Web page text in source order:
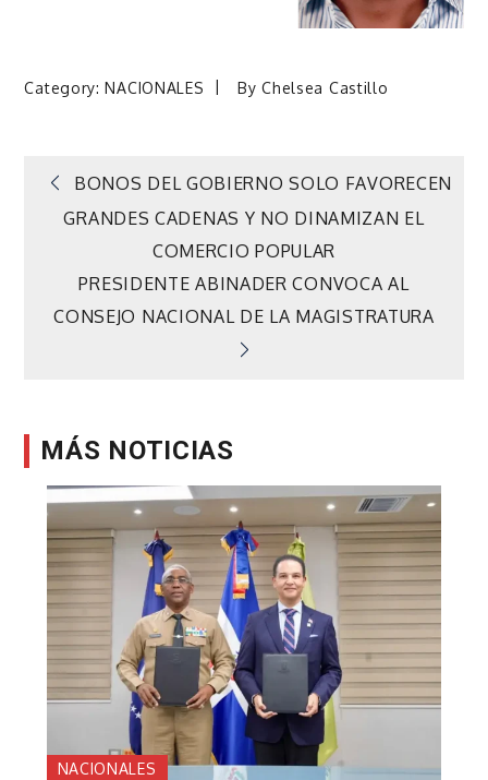
Category:NACIONALES ByChelsea Castillo
Navegación
entradas
BONOS DEL GOBIERNO SOLO FAVORECEN
GRANDES CADENAS Y NO DINAMIZAN EL
COMERCIO POPULAR
PRESIDENTE ABINADER CONVOCA AL
CONSEJO NACIONAL DE LA MAGISTRATURA
MÁS NOTICIAS
NACIONALES